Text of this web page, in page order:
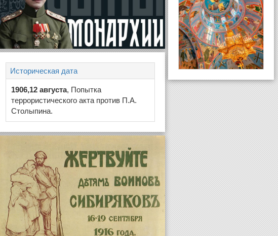
Историческая дата
1906,12 августа, Попытка
террористического акта против П.А.
Столыпина.